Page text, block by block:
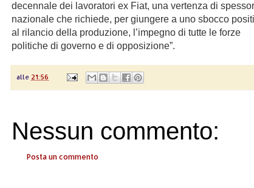
decennale dei lavoratori ex Fiat, una vertenza di
nazionale che richiede, per giungere a uno sbocco
al rilancio della produzione, l’impegno di tutte le forze
politiche di governo e di opposizione”.
alle 21:56
Nessun commento:
Posta un commento